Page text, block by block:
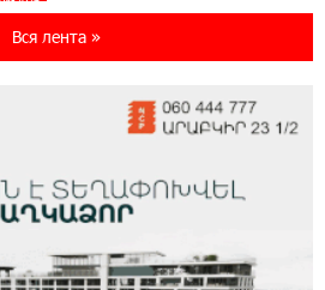
обеспечат круглосуточный
- рядом со стартапами на
Summit
приложении Юнибанка теперь
Вся лента »